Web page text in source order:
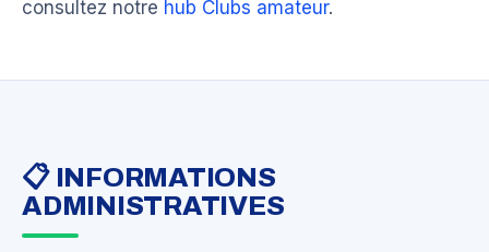
consultez notre hub Clubs amateur.
📋 INFORMATIONS
ADMINISTRATIVES